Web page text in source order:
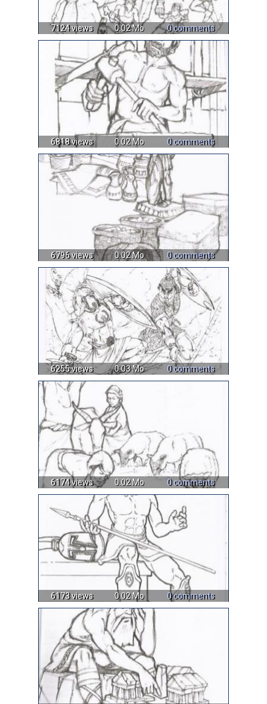
7124 views 0.02 Mo 0 comments
6818 views 0.02 Mo 0 comments
6796 views 0.02 Mo 0 comments
6255 views 0.03 Mo 0 comments
6174 views 0.02 Mo 0 comments
6173 views 0.02 Mo 0 comments